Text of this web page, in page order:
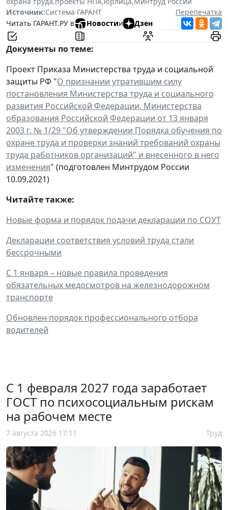
Источник:Система ГАРАНТ
Перепечатка
Читать ГАРАНТ.РУ в
Новостии Дзен
Документы по теме:
Проект Приказа Министерства труда и социальной
защиты РФ "О признании утратившим силу
постановления Министерства труда и социального
развития Российской Федерации, Министерства
образования Российской Федерации от 13 января
2003 г. № 1/29 "Об утверждении Порядка обучения по
охране труда и проверки знаний требований охраны
труда работников организаций" и внесенного в него
изменения" (подготовлен Минтрудом России
10.09.2021)
Читайте также:
Новые форма и порядок подачи декларации по СОУТ
Декларации соответствия условий труда стали
бессрочными
С 1 января – новые правила проведения
обязательных медосмотров на железнодорожном
транспорте
Обновлен порядок профессионального отбора
водителей
С 1 февраля 2027 года заработает
ГОСТ по психосоциальным рискам
на рабочем месте
7 августа 2026 17:11 Труд